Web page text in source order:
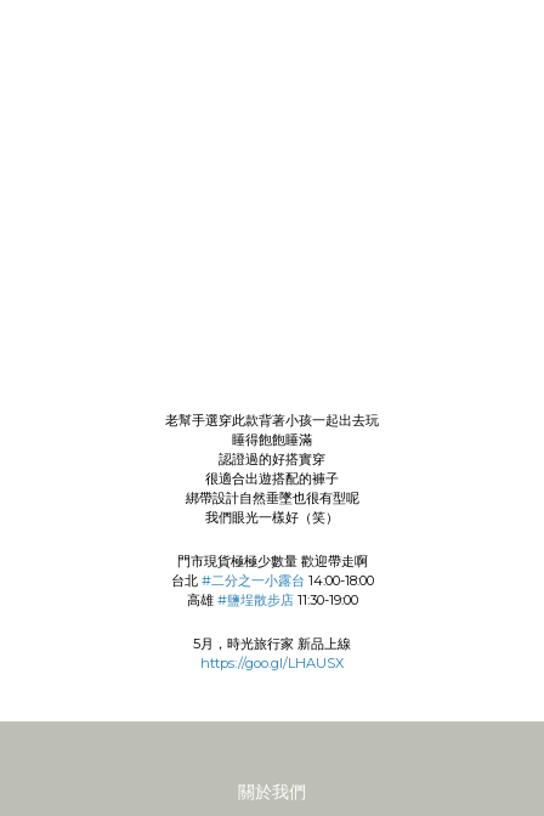
老幫手選穿此款背著小孩一起出去玩
睡得飽飽睡滿
認證過的好搭實穿
很適合出遊搭配的褲子
綁帶設計自然垂墜也很有型呢
我們眼光一樣好（笑）
門市現貨極極少數量 歡迎帶走啊
台北 #二分之一小露台 14:00-18:00
高雄 #鹽埕散步店11:30-19:00
5月，時光旅行家 新品上線
https://goo.gl/LHAUSX
關於我們